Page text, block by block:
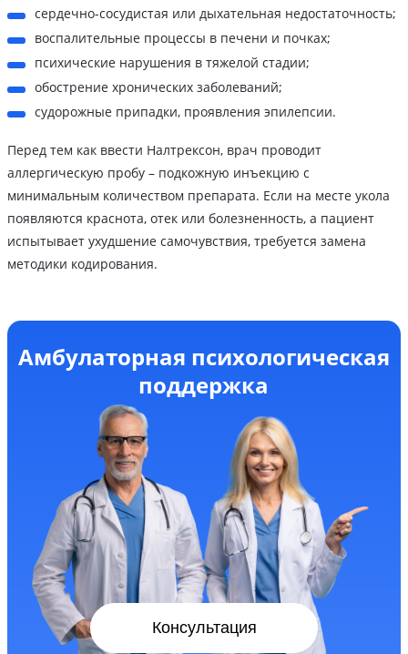
сердечно-сосудистая или дыхательная недостаточность;
воспалительные процессы в печени и почках;
психические нарушения в тяжелой стадии;
обострение хронических заболеваний;
судорожные припадки, проявления эпилепсии.
Перед тем как ввести Налтрексон, врач проводит
аллергическую пробу – подкожную инъекцию с
минимальным количеством препарата. Если на месте укола
появляются краснота, отек или болезненность, а пациент
испытывает ухудшение самочувствия, требуется замена
методики кодирования.
Амбулаторная психологическая
поддержка
Консультация